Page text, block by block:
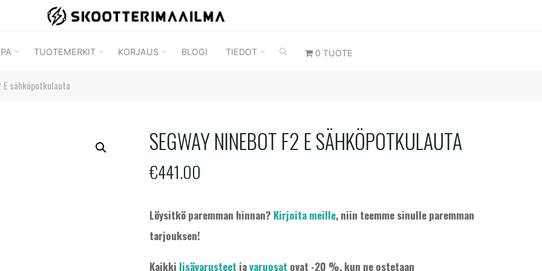
SKOOTTERIMAAILMA
TUOTEMERKIT KORJAUS BLOGI TIEDOT
0 TUOTE
E sähköpotkulauta
SEGWAY NINEBOT F2 E SÄHKÖPOTKULAUTA
€441.00
Löysitkö paremman hinnan? Kirjoita meille, niin teemme sinulle paremman
tarjouksen!
Kaikki lisävarusteet javaruosat ovat -20 %, kun ne ostetaan